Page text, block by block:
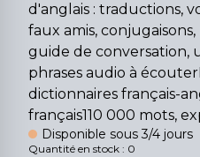
d'anglais : traductions,
faux amis,
guide de conversation,
phrases audio à
dictionnaires français-
français110 000 mots,
Disponible sous 3/4 jours
Quantité en stock : 0